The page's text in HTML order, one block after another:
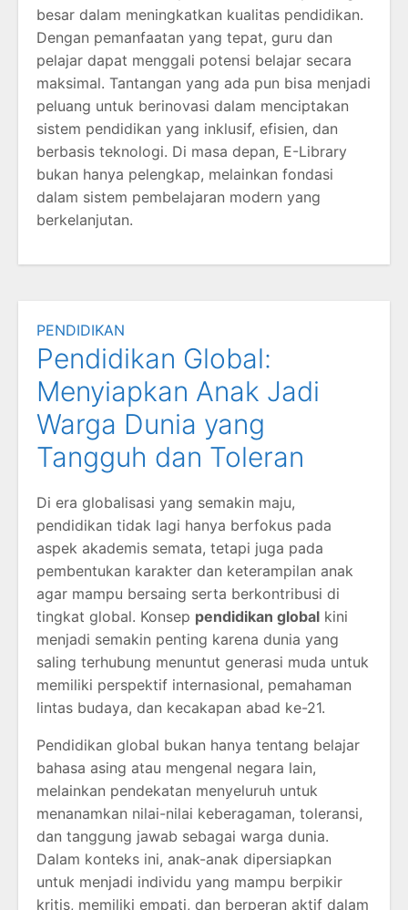
besar dalam meningkatkan kualitas pendidikan.
Dengan pemanfaatan yang tepat, guru dan
pelajar dapat menggali potensi belajar secara
maksimal. Tantangan yang ada pun bisa menjadi
peluang untuk berinovasi dalam menciptakan
sistem pendidikan yang inklusif, efisien, dan
berbasis teknologi. Di masa depan, E-Library
bukan hanya pelengkap, melainkan fondasi
dalam sistem pembelajaran modern yang
berkelanjutan.
PENDIDIKAN
Pendidikan Global:
Menyiapkan Anak Jadi
Warga Dunia yang
Tangguh dan Toleran
Di era globalisasi yang semakin maju,
pendidikan tidak lagi hanya berfokus pada
aspek akademis semata, tetapi juga pada
pembentukan karakter dan keterampilan anak
agar mampu bersaing serta berkontribusi di
tingkat global. Konsep pendidikan global kini
menjadi semakin penting karena dunia yang
saling terhubung menuntut generasi muda untuk
memiliki perspektif internasional, pemahaman
lintas budaya, dan kecakapan abad ke-21.
Pendidikan global bukan hanya tentang belajar
bahasa asing atau mengenal negara lain,
melainkan pendekatan menyeluruh untuk
menanamkan nilai-nilai keberagaman, toleransi,
dan tanggung jawab sebagai warga dunia.
Dalam konteks ini, anak-anak dipersiapkan
untuk menjadi individu yang mampu berpikir
kritis, memiliki empati, dan berperan aktif dalam